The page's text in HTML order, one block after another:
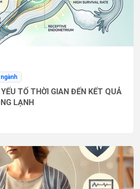
TỐ THỜI GIAN ĐẾN KẾT QUẢ
LẠNH